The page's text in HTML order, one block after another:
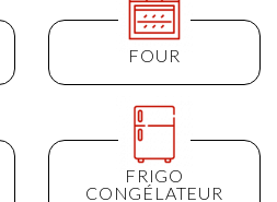
FOUR
FRIGO
CONGÉLATEUR